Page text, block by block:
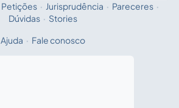
Fale com a IA
Petições · Jurisprudência · Pareceres ·
Dúvidas · Stories
Ajuda · Fale conosco